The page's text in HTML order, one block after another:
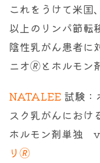
これをうけて米
以上のリンパ節転
陰性乳がん患者に
ニオ🄬とホルモン
NATALEE 試験
スク乳がんにおけ
ホルモン剤単独
リ🄬